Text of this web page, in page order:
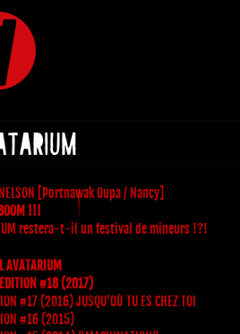
NELSON [Portnawak Oupa / Nancy]
!!!
restera-t-il un festival de mineurs !?!
AVATARIUM
#18 (2017)
#17 (2016) JUSQU’OÙ TU ES CHEZ TOI
#16 (2015)